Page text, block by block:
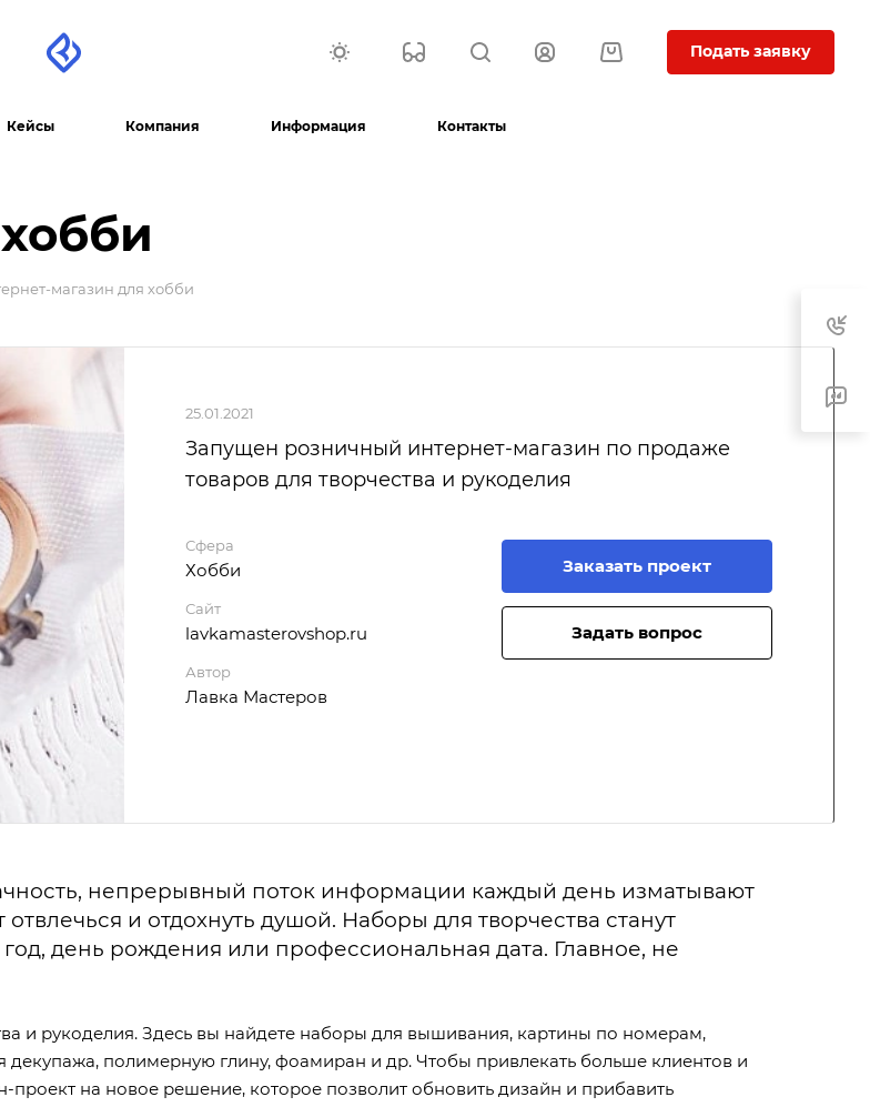
Подать заявку
Кейсы Компания Информация Контакты
магазин для хобби
25.01.2021
Запущен розничный интернет-магазин по продаже
товаров для творчества и рукоделия
Сфера
Хобби
Сайт
lavkamasterovshop.ru
Автор
Лавка Мастеров
Заказать проект
Задать вопрос
непрерывный поток информации каждый день изматывают
и отдохнуть душой. Наборы для творчества станут
день рождения или профессиональная дата. Главное, не
и рукоделия. Здесь вы найдете наборы для вышивания, картины по номерам,
декупажа, полимерную глину, фоамиран и др. Чтобы привлекать больше клиентов и
на новое решение, которое позволит обновить дизайн и прибавить